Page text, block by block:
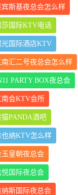
宾斯基夜总会怎么样
莎国际KTV电话
光国际酒店KTV
汇二号夜总会怎么样
PARTY BOX夜总会
南会KTV会所
PANDA酒吧
也纳KTV怎么样
玉皇朝夜总会
国际夜总会
斯国际夜总会